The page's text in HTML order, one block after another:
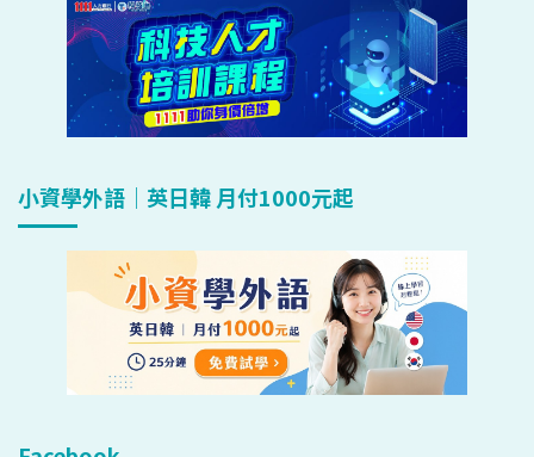
小資學外語｜英日韓 月付1000元起